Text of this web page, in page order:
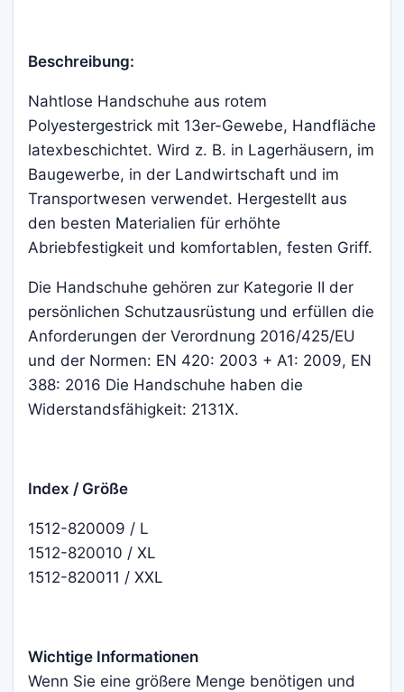
Beschreibung:
Nahtlose Handschuhe aus rotem
Polyestergestrick mit 13er-Gewebe, Handfläche
latexbeschichtet. Wird z. B. in Lagerhäusern, im
Baugewerbe, in der Landwirtschaft und im
Transportwesen verwendet. Hergestellt aus
den besten Materialien für erhöhte
Abriebfestigkeit und komfortablen, festen Griff.
Die Handschuhe gehören zur Kategorie II der
persönlichen Schutzausrüstung und erfüllen die
Anforderungen der Verordnung 2016/425/EU
und der Normen: EN 420: 2003 + A1: 2009, EN
388: 2016 Die Handschuhe haben die
Widerstandsfähigkeit: 2131X.
Index / Größe
1512-820009 / L
1512-820010 / XL
1512-820011 / XXL
Wichtige Informationen
Wenn Sie eine größere Menge benötigen und